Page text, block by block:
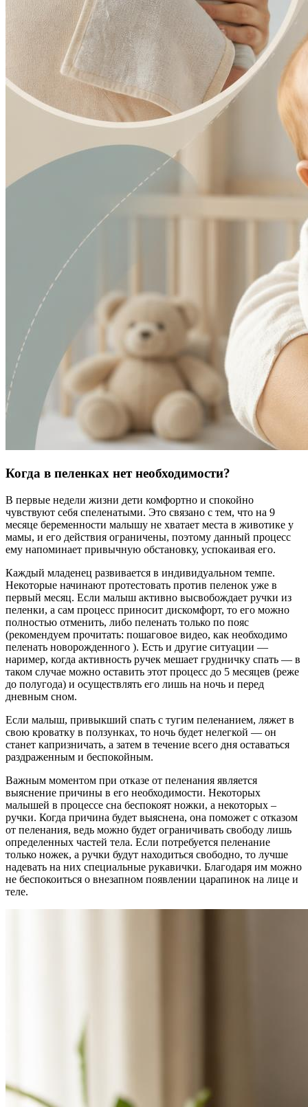
Когда в пеленках нет необходимости?
В первые недели жизни дети комфортно и спокойно
чувствуют себя спеленатыми. Это связано с тем, что на 9
месяце беременности малышу не хватает места в животике у
мамы, и его действия ограничены, поэтому данный процесс
ему напоминает привычную обстановку, успокаивая его.
Каждый младенец развивается в индивидуальном темпе.
Некоторые начинают протестовать против пеленок уже в
первый месяц. Если малыш активно высвобождает ручки из
пеленки, а сам процесс приносит дискомфорт, то его можно
полностью отменить, либо пеленать только по пояс
(рекомендуем прочитать: пошаговое видео, как необходимо
пеленать новорожденного ). Есть и другие ситуации —
наример, когда активность ручек мешает грудничку спать — в
таком случае можно оставить этот процесс до 5 месяцев (реже
до полугода) и осуществлять его лишь на ночь и перед
дневным сном.
Если малыш, привыкший спать с тугим пеленанием, ляжет в
свою кроватку в ползунках, то ночь будет нелегкой — он
станет капризничать, а затем в течение всего дня оставаться
раздраженным и беспокойным.
Важным моментом при отказе от пеленания является
выяснение причины в его необходимости. Некоторых
малышей в процессе сна беспокоят ножки, а некоторых –
ручки. Когда причина будет выяснена, она поможет с отказом
от пеленания, ведь можно будет ограничивать свободу лишь
определенных частей тела. Если потребуется пеленание
только ножек, а ручки будут находиться свободно, то лучше
надевать на них специальные рукавички. Благодаря им можно
не беспокоиться о внезапном появлении царапинок на лице и
теле.